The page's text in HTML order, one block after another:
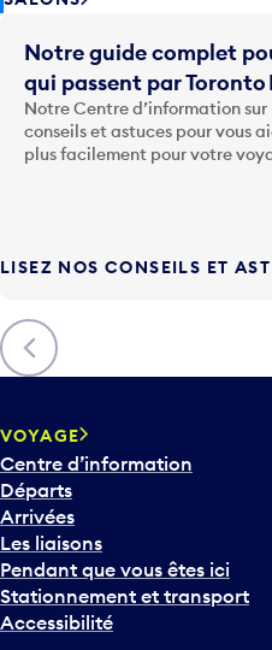
qui passent par Toronto
Notre Centre d’information sur
conseils et astuces pour vous
plus facilement pour votre
Centre d’information
Départs
Arrivées
Les liaisons
Pendant que vous êtes ici
Stationnement et transport
Accessibilité